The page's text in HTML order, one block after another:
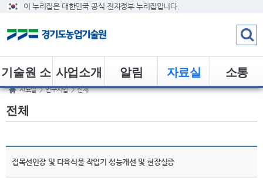
이 누리집은 대한민국 공식 전자정부 누리집입니다.
소통
자료실
알림
사업소개
기술원 소
개
자료실 > 연구사업 > 전체
전체
접목선인장 및 다육식물 작업기 성능개선 및 현장실증